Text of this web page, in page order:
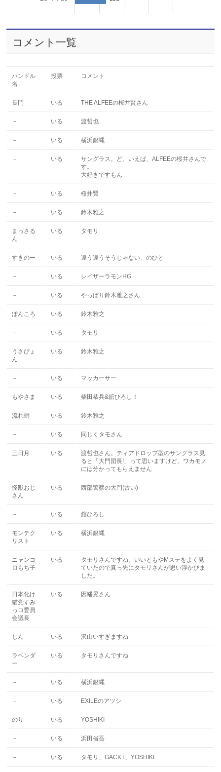
コメント一覧
ハンドル
名
投票 コメント
長門 いる THE ALFEEの桜井賢さん
－ いる 渡哲也
－ いる 横浜銀蝿
－ いる
サングラス。ど、いえば、ALFEEの桜井さんで
す。
大好きですもん
－ いる 桜井賢
－ いる 鈴木雅之
まっさる
ん
いる タモリ
すきのー いる 違う違うそうじゃない、のひと
－ いる レイザーラモンHG
－ いる やっぱり鈴木雅之さん
ぽんころ いる 鈴木雅之
－ いる タモリ
うさびょ
ん
いる 鈴木雅之
－ いる マッカーサー
もやさま いる 柴田恭兵&舘ひろし！
流れ蛸 いる 鈴木雅之
－ いる 同じくタモさん
三日月 いる
渡哲也さん。ティアドロップ型のサングラス見
ると「大門団長!」って思いますけど、ワカモノ
には分かってもらえません
怪獣おじ
さん
いる 西部警察の大門(古い)
－ いる 舘ひろし
モンテク
リスト
いる 横浜銀蝿
ニャンコ
ロもち子
いる
タモリさんですね。いいともやMステをよく見
ていたので真っ先にタモリさんが思い浮かびま
した。
日本化け
猫党すみ
っコ委員
会議長
いる 因幡晃さん
しん いる 沢山いすぎますね
ラベンダ
ー
いる タモリさんですね
－ いる 横浜銀蝿
－ いる EXILEのアツシ
のり いる YOSHIKI
－ いる 浜田省吾
－ いる タモリ、GACKT、YOSHIKI